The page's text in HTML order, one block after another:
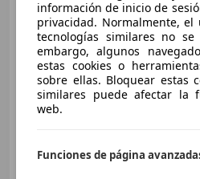
€
información de inicio de
privacidad. Normalmente, el
tecnologías similares no se
embargo, algunos
estas cookies o
sobre ellas. Bloquear estas
similares puede afectar la
web.
Funciones de página